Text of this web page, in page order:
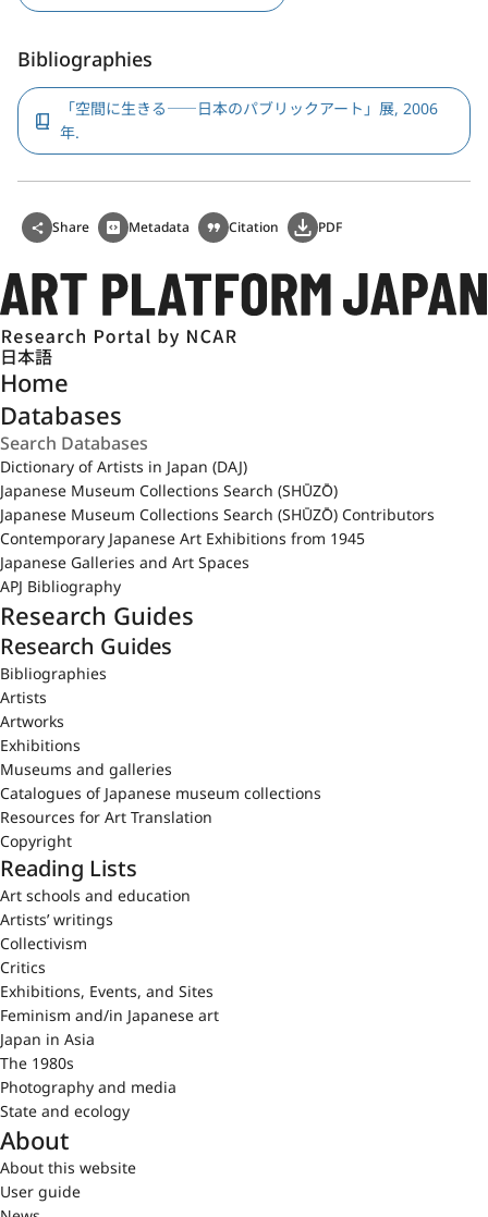
Bibliographies
「空間に生きる――日本のパブリックアート」展, 2006
年.
Share Metadata Citation PDF
日本語
Home
Databases
Dictionary of Artists in Japan (DAJ)
Japanese Museum Collections Search (SHŪZŌ)
Japanese Museum Collections Search (SHŪZŌ) Contributors
Contemporary Japanese Art Exhibitions from 1945
Japanese Galleries and Art Spaces
APJ Bibliography
Research Guides
Research Guides
Bibliographies
Artists
Artworks
Exhibitions
Museums and galleries
Catalogues of Japanese museum collections
Resources for Art Translation
Copyright
Reading Lists
Art schools and education
Artists’ writings
Collectivism
Critics
Exhibitions, Events, and Sites
Feminism and/in Japanese art
Japan in Asia
The 1980s
Photography and media
State and ecology
About
About this website
User guide